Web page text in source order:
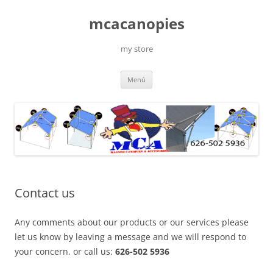
mcacanopies
my store
Menú
Contact us
Any comments about our products or our services please
let us know by leaving a message and we will respond to
your concern. or call us: 626-502 5936